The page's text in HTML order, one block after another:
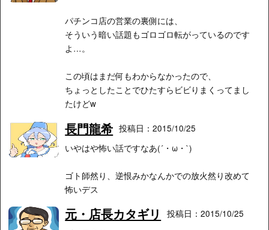
パチンコ店の営業の裏側には、
そういう暗い話題もゴロゴロ転がっているのです
よ…。
この頃はまだ何もわからなかったので、
ちょっとしたことでひたすらビビりまくってまし
たけどw
長門龍希 投稿日：2015/10/25
いやはや怖い話ですなあ(´・ω・`)
ゴト師然り、逆恨みかなんかでの放火然り改めて
怖いデス
元・店長カタギリ
投稿日：2015/10/25